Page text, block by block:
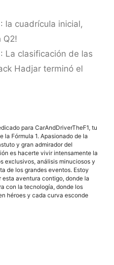
la cuadrícula inicial,
Q2!
La clasificación de las
Hadjar terminó el
para CarAndDriverTheF1, tu
la Fórmula 1. Apasionado de la
y gran admirador del
es hacerte vivir intensamente la
exclusivos, análisis minuciosos y
de los grandes eventos. Estoy
esta aventura contigo, donde la
con la tecnología, donde los
héroes y cada curva esconde